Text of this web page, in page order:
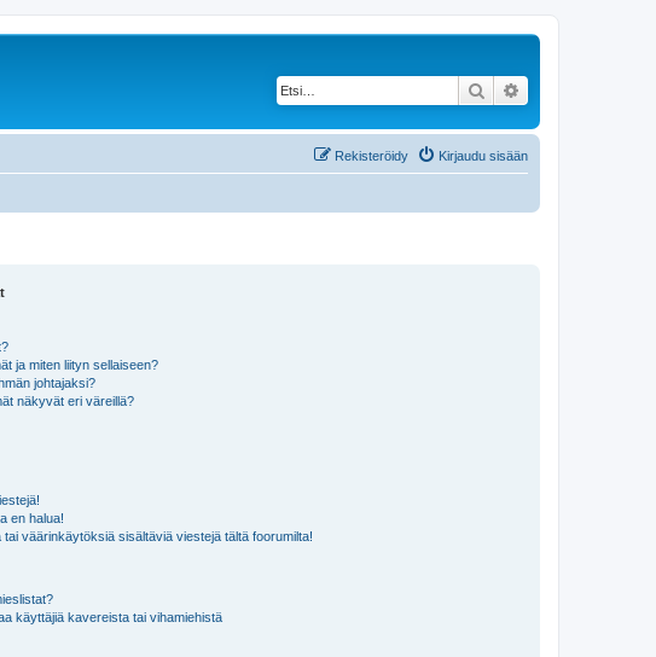
Etsi
Kirjaudu sisään
Rekisteröidy
ja miten liityn sellaiseen?
johtajaksi?
näkyvät eri väreillä?
en halua!
väärinkäytöksiä sisältäviä viestejä tältä foorumilta!
käyttäjiä kavereista tai vihamiehistä